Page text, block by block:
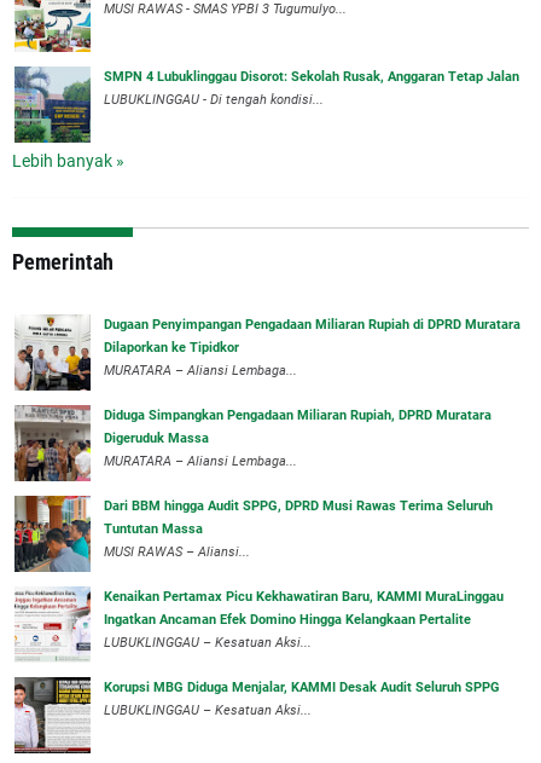
MUSI RAWAS - SMAS YPBI 3 Tugumulyo...
SMPN 4 Lubuklinggau Disorot: Sekolah Rusak, Anggaran Tetap Jalan
LUBUKLINGGAU - Di tengah kondisi...
Lebih banyak »
Pemerintah
‎Dugaan Penyimpangan Pengadaan Miliaran Rupiah di DPRD Muratara
Dilaporkan ke Tipidkor
‎MURATARA – Aliansi Lembaga...
Diduga Simpangkan Pengadaan Miliaran Rupiah, DPRD Muratara
Digeruduk Massa
‎MURATARA – Aliansi Lembaga...
Dari BBM hingga Audit SPPG, DPRD Musi Rawas Terima Seluruh
Tuntutan Massa
MUSI RAWAS – Aliansi...
‎Kenaikan Pertamax Picu Kekhawatiran Baru, KAMMI MuraLinggau
Ingatkan Ancaman Efek Domino Hingga Kelangkaan Pertalite
‎LUBUKLINGGAU – Kesatuan Aksi...
Korupsi MBG Diduga Menjalar, KAMMI Desak Audit Seluruh SPPG
‎LUBUKLINGGAU – Kesatuan Aksi...